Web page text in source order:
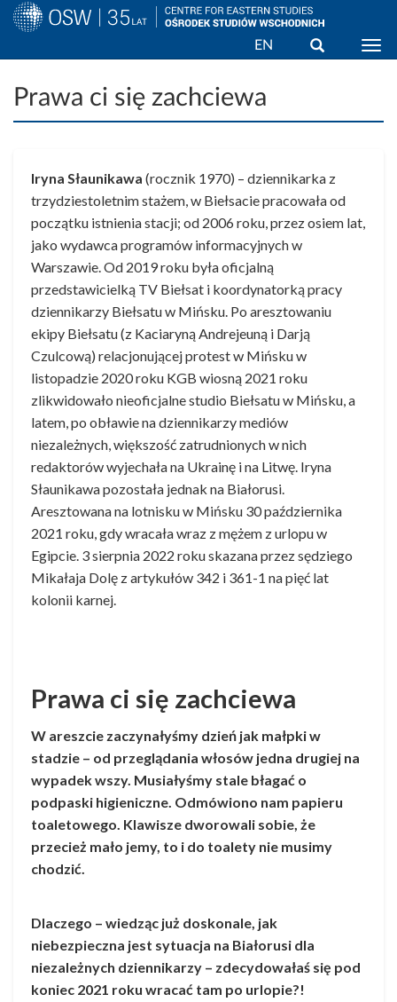
EN Wyszukaj
Prawa ci się zachciewa
Iryna Słaunikawa (rocznik 1970) – dziennikarka z
trzydziestoletnim stażem, w Biełsacie pracowała od
początku istnienia stacji; od 2006 roku, przez osiem lat,
jako wydawca programów informacyjnych w
Warszawie. Od 2019 roku była oficjalną
przedstawicielką TV Biełsat i koordynatorką pracy
dziennikarzy Biełsatu w Mińsku. Po aresztowaniu
ekipy Biełsatu (z Kaciaryną Andrejeuną i Darją
Czulcową) relacjonującej protest w Mińsku w
listopadzie 2020 roku KGB wiosną 2021 roku
zlikwidowało nieoficjalne studio Biełsatu w Mińsku, a
latem, po obławie na dziennikarzy mediów
niezależnych, większość zatrudnionych w nich
redaktorów wyjechała na Ukrainę i na Litwę. Iryna
Słaunikawa pozostała jednak na Białorusi.
Aresztowana na lotnisku w Mińsku 30 października
2021 roku, gdy wracała wraz z mężem z urlopu w
Egipcie. 3 sierpnia 2022 roku skazana przez sędziego
Mikałaja Dolę z artykułów 342 i 361-1 na pięć lat
kolonii karnej.
Prawa ci się zachciewa
W areszcie zaczynałyśmy dzień jak małpki w
stadzie – od przeglądania włosów jedna drugiej na
wypadek wszy. Musiałyśmy stale błagać o
podpaski higieniczne. Odmówiono nam papieru
toaletowego. Klawisze dworowali sobie, że
przecież mało jemy, to i do toalety nie musimy
chodzić.
Dlaczego – wiedząc już doskonale, jak
niebezpieczna jest sytuacja na Białorusi dla
niezależnych dziennikarzy – zdecydowałaś się pod
koniec 2021 roku wracać tam po urlopie?!